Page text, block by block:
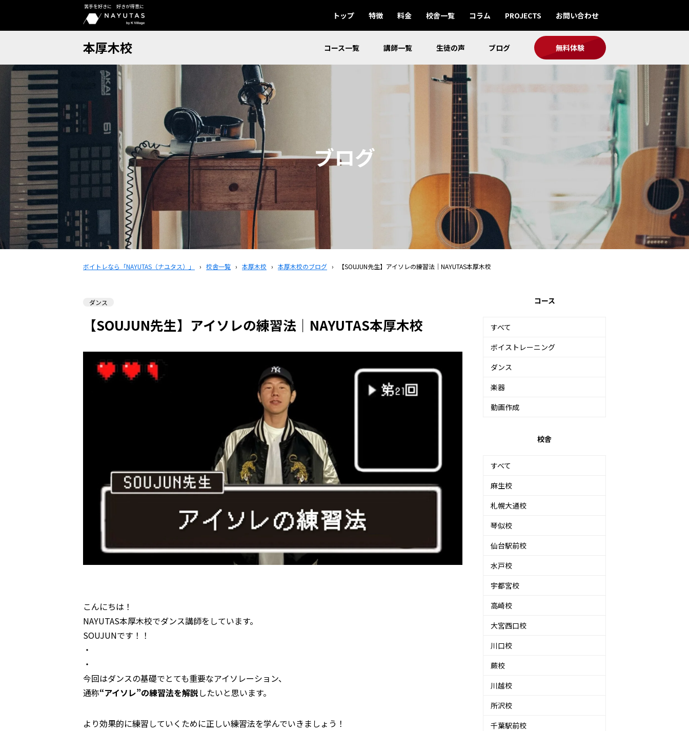
苦手を好きに 好きが得意に
トップ 特徴 料金 校舎一覧 コラム PROJECTS お問い合わせ
本厚木校 コース一覧 講師一覧 生徒の声 ブログ 無料体験
ブログ
ボイトレなら「NAYUTAS（ナユタス）」 › 校舎一覧 › 本厚木校 › 本厚木校のブログ › 【SOUJUN先生】アイソレの練習法｜NAYUTAS本厚木校
ダンス
【SOUJUN先生】アイソレの練習法｜NAYUTAS本厚木校
こんにちは！
NAYUTAS本厚木校でダンス講師をしています。
SOUJUNです！！
・
・
今回はダンスの基礎でとても重要なアイソレーション、
通称“アイソレ”の練習法を解説したいと思います。
より効果的に練習していくために正しい練習法を学んでいきましょう！
コース
すべて
ボイストレーニング
ダンス
楽器
動画作成
校舎
すべて
麻生校
札幌大通校
琴似校
仙台駅前校
水戸校
宇都宮校
高崎校
大宮西口校
川口校
蕨校
川越校
所沢校
千葉駅前校